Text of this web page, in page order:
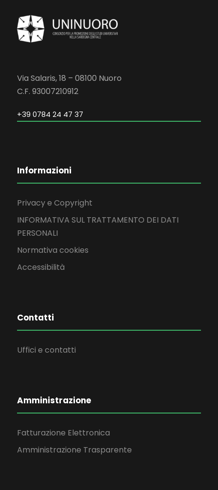
Via Salaris, 18 – 08100 Nuoro
C.F. 93007210912
+39 0784 24 47 37
Informazioni
Privacy e Copyright
INFORMATIVA SUL TRATTAMENTO DEI DATI
PERSONALI
Normativa cookies
Accessibilità
Contatti
Uffici e contatti
Amministrazione
Fatturazione Elettronica
Amministrazione Trasparente